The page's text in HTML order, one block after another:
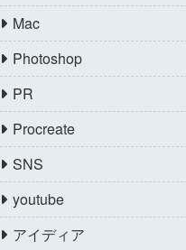
Mac
Photoshop
PR
Procreate
SNS
youtube
アイディア